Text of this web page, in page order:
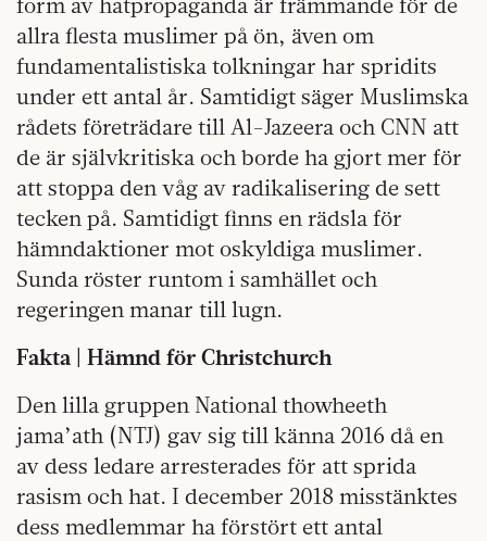
allra flesta muslimer på ön, även om
fundamentalistiska tolkningar har spridits
under ett antal år. Samtidigt säger Muslimska
rådets företrädare till Al-Jazeera och CNN att
de är självkritiska och borde ha gjort mer för
att stoppa den våg av radikalisering de sett
tecken på. Samtidigt finns en rädsla för
hämndaktioner mot oskyldiga muslimer.
Sunda röster runtom i samhället och
regeringen manar till lugn.
Fakta | Hämnd för Christchurch
Den lilla gruppen National thowheeth
jama’ath (NTJ) gav sig till känna 2016 då en
av dess ledare arresterades för att sprida
rasism och hat. I december 2018 misstänktes
dess medlemmar ha förstört ett antal